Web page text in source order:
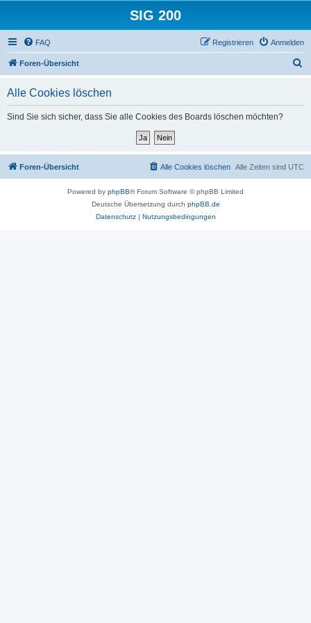
SIG 200
FAQ Anmelden
Registrieren
Foren-Übersicht
Alle Cookies löschen
Sind Sie sich sicher, dass Sie alle Cookies des Boards löschen möchten?
Foren-Übersicht Alle Zeiten sind UTC
Alle Cookies löschen
Powered by phpBB® Forum Software © phpBB Limited
Deutsche Übersetzung durch phpBB.de
Datenschutz| Nutzungsbedingungen